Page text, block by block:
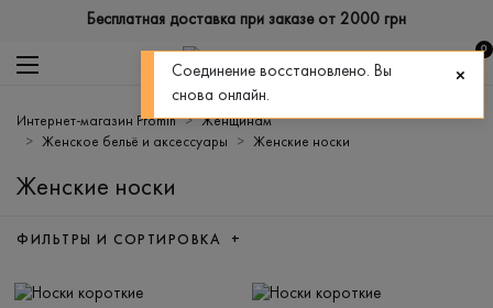
Бесплатная доставка при заказе от 2000 грн
0
Интернет-магазин Promin
Женщинам
Женское бельё и аксессуары
Женские носки
Женские носки
ФИЛЬТРЫ И СОРТИРОВКА +
Соединение восстановлено. Вы
снова онлайн.